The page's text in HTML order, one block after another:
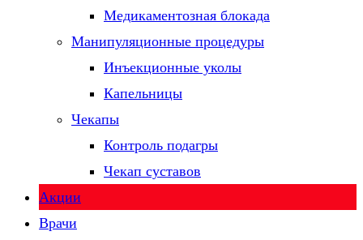
Медикаментозная блокада
Манипуляционные процедуры
Инъекционные уколы
Капельницы
Чекапы
Контроль подагры
Чекап суставов
Акции
Врачи